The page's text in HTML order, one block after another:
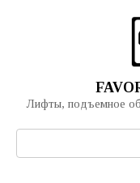
Лифты, подъемное